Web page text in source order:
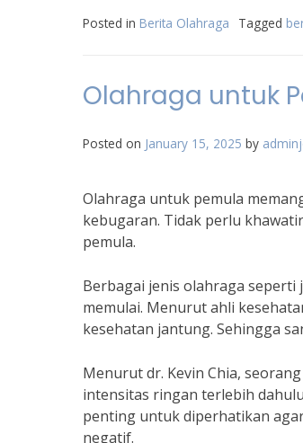
Posted in Berita Olahraga Tagged
Olahraga untuk
Posted on January 15, 2025 by
Olahraga untuk pemula
kebugaran. Tidak perlu
pemula.
Berbagai jenis olahraga
memulai. Menurut ahli
kesehatan jantung. Sehingga
Menurut dr. Kevin Chia,
intensitas ringan terlebih
penting untuk diperhatikan
negatif.